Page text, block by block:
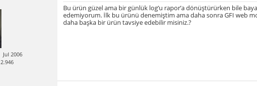
Jul 2006
2.946
Bu ürün güzel ama bir günlük log’u rapor’a dönüştürürken bile
edemiyorum. İlk bu ürünü denemiştim ama daha sonra GFI web
daha başka bir ürün tavsiye edebilir misiniz.?